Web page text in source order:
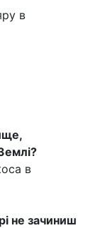
в
в
не зачиниш